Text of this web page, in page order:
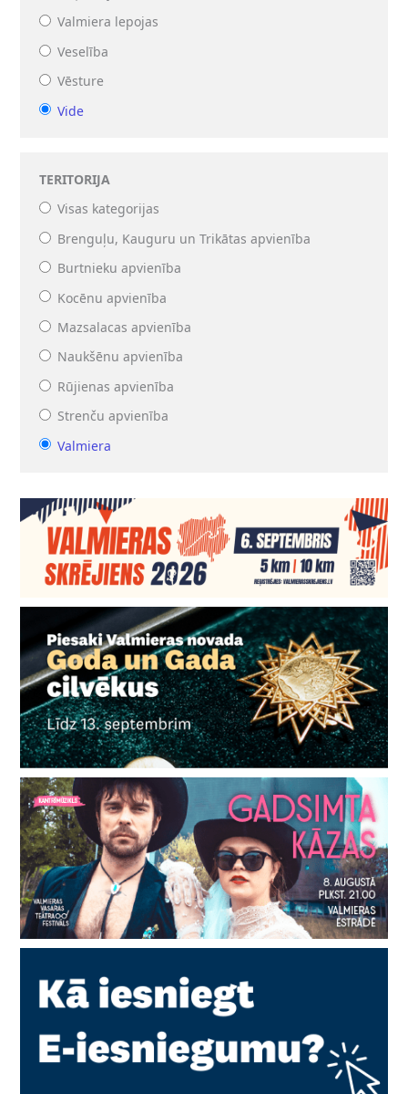
Valmiera lepojas
Veselība
Vēsture
Vide
TERITORIJA
Visas kategorijas
Brenguļu, Kauguru un Trikātas apvienība
Burtnieku apvienība
Kocēnu apvienība
Mazsalacas apvienība
Naukšēnu apvienība
Rūjienas apvienība
Strenču apvienība
Valmiera